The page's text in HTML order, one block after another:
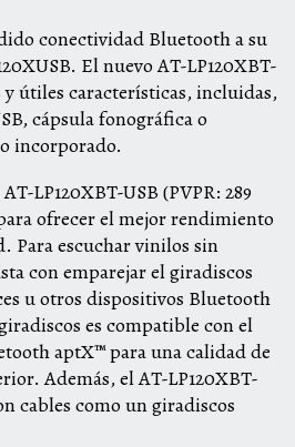
conectividad Bluetooth a su
El nuevo AT-LP120XBT-
útiles características, incluidas,
cápsula fonográfica o
incorporado.
LP120XBT-USB (PVPR: 289
ofrecer el mejor rendimiento
Para escuchar vinilos sin
con emparejar el giradiscos
u otros dispositivos Bluetooth
es compatible con el
aptX™ para una calidad de
Además, el AT-LP120XBT-
cables como un giradiscos